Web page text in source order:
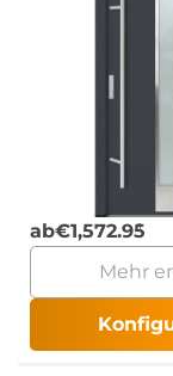
ab€1,572.95
Mehr